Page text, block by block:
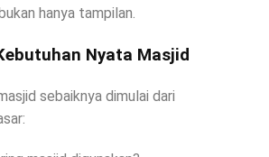
hanya tampilan.
Nyata Masjid
sebaiknya dimulai dari